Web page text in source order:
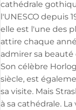
cathédrale
l'UNESCO depuis
elle est l'une des
attire chaque
admirer sa
Son célèbre
siècle, est
sa visite. Mais
à sa cathédrale.